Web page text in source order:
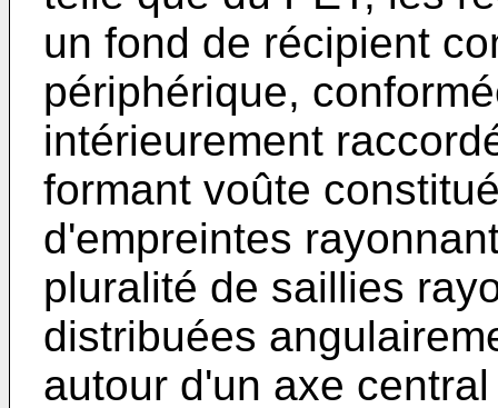
un fond de récipient
périphérique,
intérieurement
formant voûte
d'empreintes
pluralité de saillies
distribuées
autour d'un axe